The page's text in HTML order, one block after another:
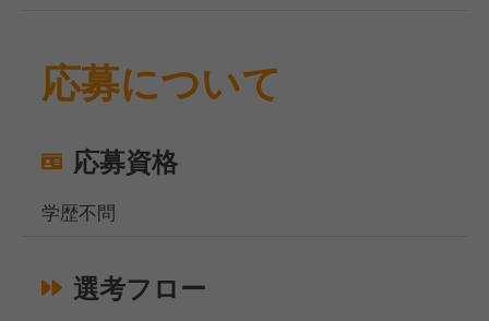
応募について
応募資格
学歴不問
選考フロー